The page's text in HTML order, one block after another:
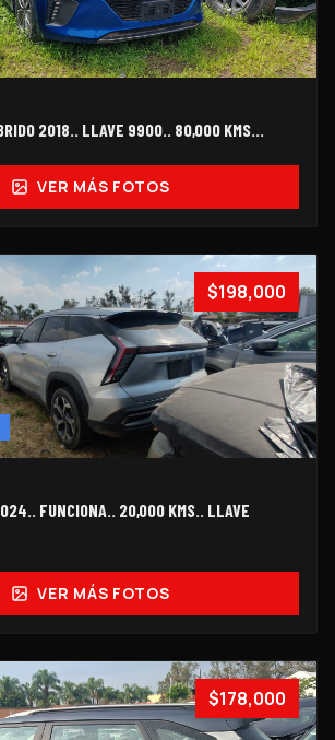
2018.. LLAVE 9900.. 80,000 KMS...
VER MÁS FOTOS
$198,000
FUNCIONA.. 20,000 KMS.. LLAVE
VER MÁS FOTOS
$178,000